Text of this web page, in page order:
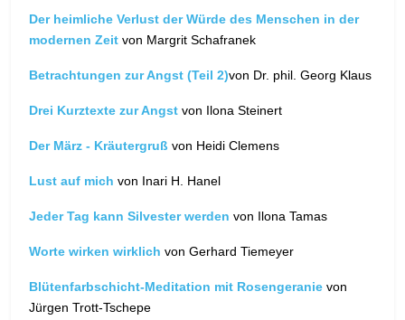
Der heimliche Verlust der Würde des Menschen in der
modernen Zeit von Margrit Schafranek
Betrachtungen zur Angst (Teil 2)von Dr. phil. Georg Klaus
Drei Kurztexte zur Angst von Ilona Steinert
Der März - Kräutergruß von Heidi Clemens
Lust auf mich von Inari H. Hanel
Jeder Tag kann Silvester werden von Ilona Tamas
Worte wirken wirklich von Gerhard Tiemeyer
Blütenfarbschicht-Meditation mit Rosengeranie von
Jürgen Trott-Tschepe